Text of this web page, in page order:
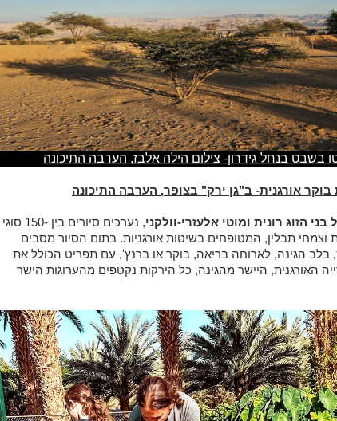
בשבט בנחל גידרון- צילום הילה אלבז, הערבה התיכונה
בוקר אורגנית- ב"גן ירק" בצופר, הערבה התיכונה
הזוג רונית ומוטי אלעזרי-וולקני
, נערכים סיורים בין -150 סוגי
וצמחי תבלין, המטופחים בשיטות אורגניות. בתום הסיור מסבים
בלב הגינה, לארוחה בריאה, בוקר או ברנץ', עם תפריט הכולל את
האורגנית, היישר מהגינה, כל הירקות נקטפים מהערוגות הישר